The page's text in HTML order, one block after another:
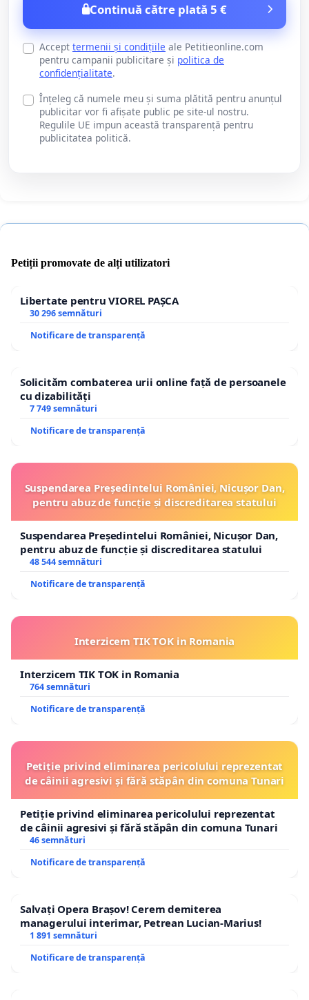
Continuă către plată 5 €
Accept termenii și condițiile ale Petitieonline.com
pentru campanii publicitare și politica de
confidențialitate.
Înțeleg că numele meu și suma plătită pentru anunțul
publicitar vor fi afișate public pe site-ul nostru.
Regulile UE impun această transparență pentru
publicitatea politică.
Petiții promovate de alți utilizatori
Libertate pentru VIOREL PAȘCA
30 296 semnături
Notificare de transparență
Solicităm combaterea urii online față de persoanele
cu dizabilități
7 749 semnături
Notificare de transparență
Suspendarea Președintelui României, Nicușor Dan,
pentru abuz de funcție și discreditarea statului
Suspendarea Președintelui României, Nicușor Dan,
pentru abuz de funcție și discreditarea statului
48 544 semnături
Notificare de transparență
Interzicem TIK TOK in Romania
Interzicem TIK TOK in Romania
764 semnături
Notificare de transparență
Petiție privind eliminarea pericolului reprezentat
de câinii agresivi și fără stăpân din comuna Tunari
Petiție privind eliminarea pericolului reprezentat
de câinii agresivi și fără stăpân din comuna Tunari
46 semnături
Notificare de transparență
Salvați Opera Brașov! Cerem demiterea
managerului interimar, Petrean Lucian-Marius!
1 891 semnături
Notificare de transparență